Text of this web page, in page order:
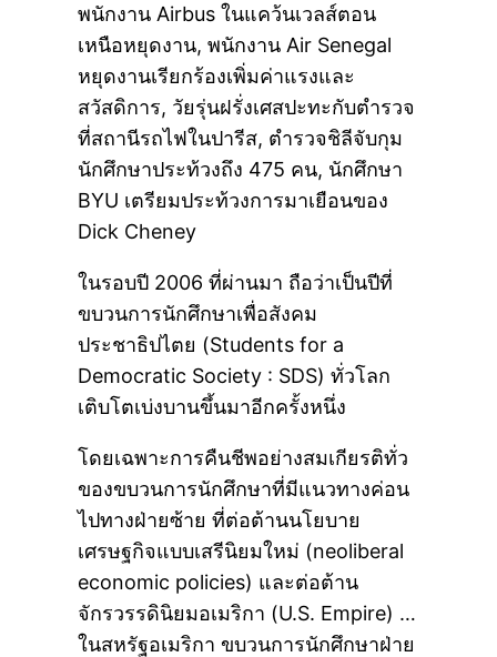
พนักงาน Airbus ในแคว้นเวลส์ตอน
เหนือหยุดงาน, พนักงาน Air Senegal
หยุดงานเรียกร้องเพิ่มค่าแรงและ
สวัสดิการ, วัยรุ่นฝรั่งเศสปะทะกับตำรวจ
ที่สถานีรถไฟในปารีส, ตำรวจชิลีจับกุม
นักศึกษาประท้วงถึง 475 คน, นักศึกษา
BYU เตรียมประท้วงการมาเยือนของ
Dick Cheney
ในรอบปี 2006 ที่ผ่านมา ถือว่าเป็นปีที่
ขบวนการนักศึกษาเพื่อสังคม
ประชาธิปไตย (Students for a
Democratic Society : SDS) ทั่วโลก
เติบโตเบ่งบานขึ้นมาอีกครั้งหนึ่ง
โดยเฉพาะการคืนชีพอย่างสมเกียรติทั่ว
ของขบวนการนักศึกษาที่มีแนวทางค่อน
ไปทางฝ่ายซ้าย ที่ต่อต้านนโยบาย
เศรษฐกิจแบบเสรีนิยมใหม่ (neoliberal
economic policies) และต่อต้าน
จักรวรรดินิยมอเมริกา (U.S. Empire) …
ในสหรัฐอเมริกา ขบวนการนักศึกษาฝ่าย